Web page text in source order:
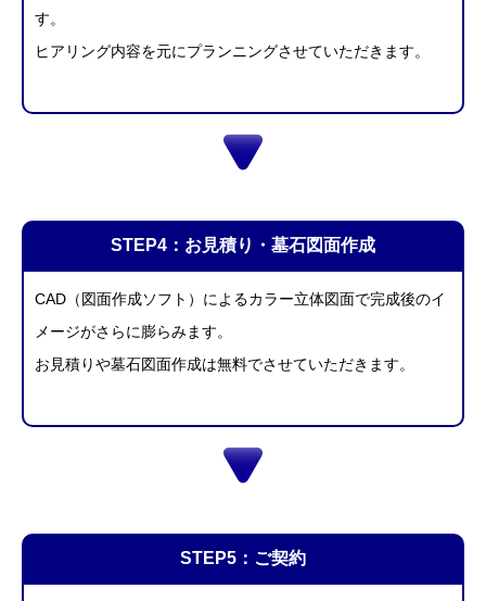
す。
ヒアリング内容を元にプランニングさせていただきます。
STEP4：お見積り・墓石図面作成
CAD（図面作成ソフト）によるカラー立体図面で完成後のイ
メージがさらに膨らみます。
お見積りや墓石図面作成は無料でさせていただきます。
STEP5：ご契約